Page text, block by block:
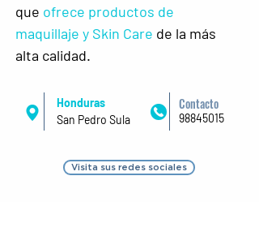
que ofrece productos de
maquillaje y Skin Care de la más
alta calidad.
Honduras
San Pedro Sula
98845015
Contacto
Visita sus redes sociales